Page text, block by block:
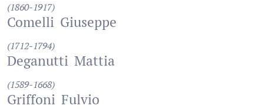
(1860-1917)
Comelli Giuseppe
(1712-1794)
Deganutti Mattia
(1589-1668)
Griffoni Fulvio